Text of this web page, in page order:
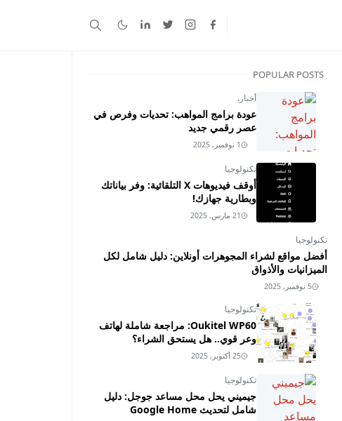
POPULAR POSTS
أخبار.
عودة برامج المواهب: تحديات وفرص في
عصر رقمي جديد
1 نوفمبر, 2025
تكنولوجيا
أوقف فيديوهات X التلقائية: وفر بياناتك
وبطارية جهازك!
21 مارس, 2025
تكنولوجيا
أفضل مواقع لشراء المجوهرات أونلاين: دليل شامل لكل
الميزانيات والأذواق
5 نوفمبر, 2025
تكنولوجيا
Oukitel WP60: مراجعة شاملة لهاتف
وعر قوي.. هل يستحق الشراء؟
25 أكتوبر, 2025
تكنولوجيا
جيميني يحل محل مساعد جوجل: دليل
شامل لتحديث Google Home